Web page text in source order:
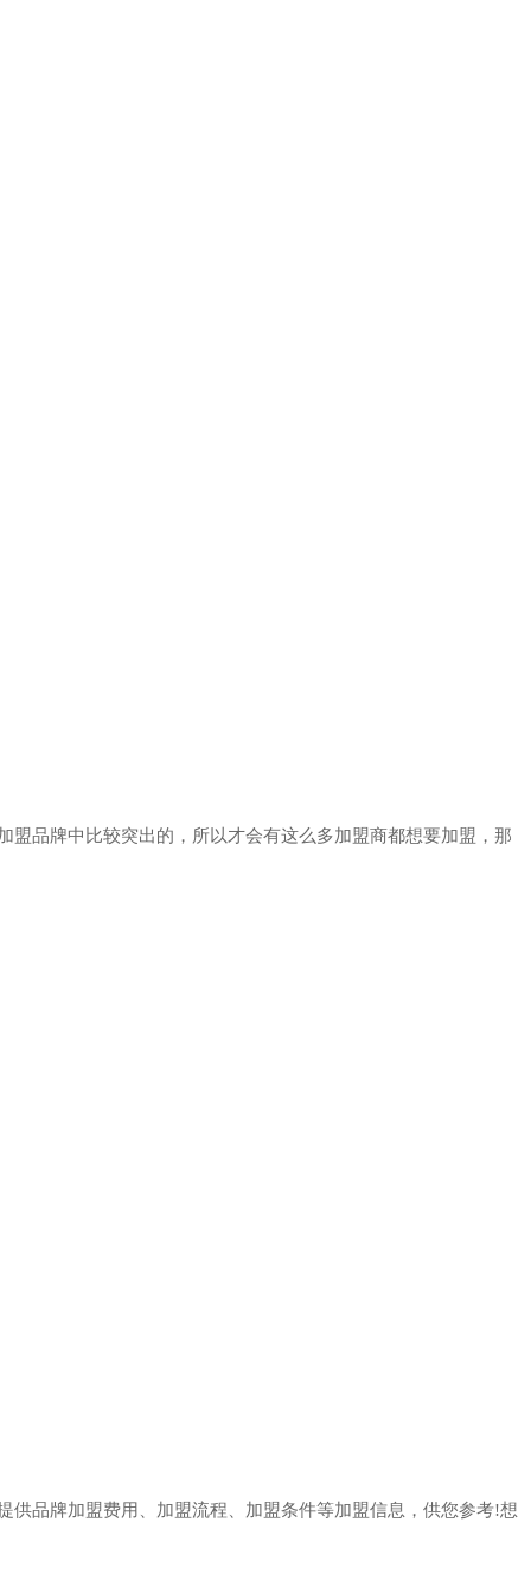
品牌中比较突出的，所以才会有这么多加盟商都想要加盟，那
品牌加盟费用、加盟流程、加盟条件等加盟信息，供您参考!想